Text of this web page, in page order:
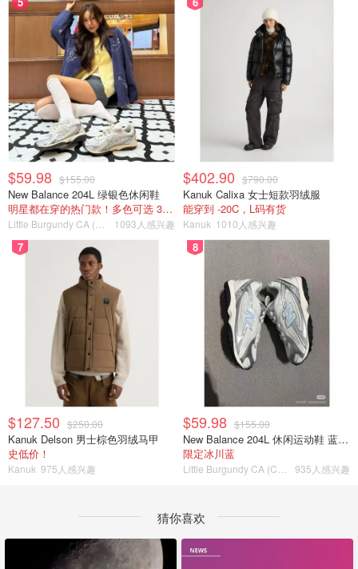
$59.98 $155.00
New Balance 204L 绿银色休闲鞋
明星都在穿的热门款！多色可选 3.8折
1093人感兴趣
$402.90 $790.00
Kanuk Calixa 女士短款羽绒服
能穿到 -20C，L码有货
Kanuk 1010人感兴趣
7
$127.50 $250.00
Kanuk Delson 男士棕色羽绒马甲
史低价！
Kanuk 975人感兴趣
8
$59.98 $155.00
New Balance 204L 休闲运动鞋 蓝银色
限定冰川蓝
935人感兴趣
猜你喜欢